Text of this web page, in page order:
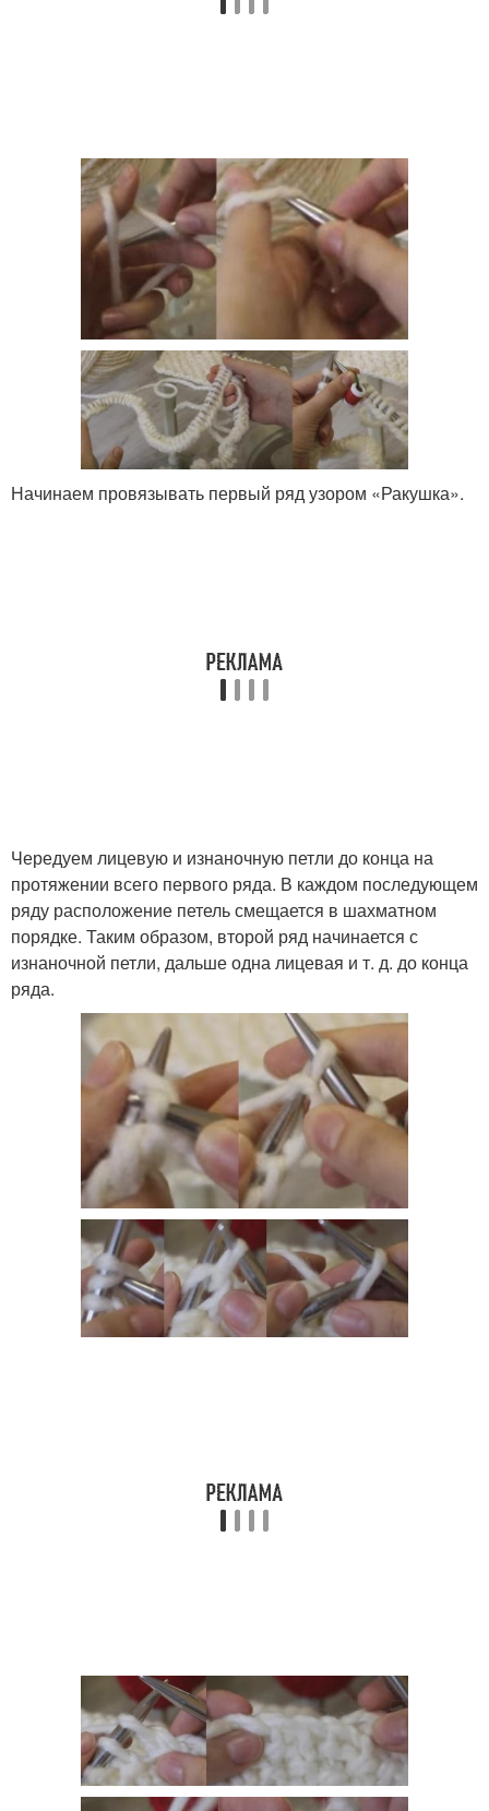
Начинаем провязывать первый ряд узором «Ракушка».
Чередуем лицевую и изнаночную петли до конца на
протяжении всего первого ряда. В каждом последующем
ряду расположение петель смещается в шахматном
порядке. Таким образом, второй ряд начинается с
изнаночной петли, дальше одна лицевая и т. д. до конца
ряда.